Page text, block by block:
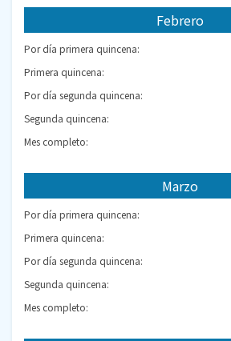
Febrero
Por día primera quincena:
Primera quincena:
Por día segunda quincena:
Segunda quincena:
Mes completo:
Marzo
Por día primera quincena:
Primera quincena:
Por día segunda quincena:
Segunda quincena:
Mes completo: